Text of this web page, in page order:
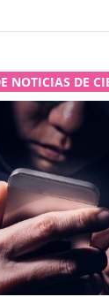
NOTICIAS DE